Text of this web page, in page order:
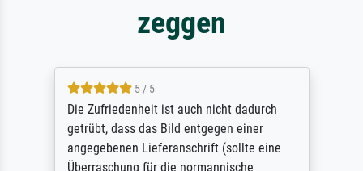
zeggen
5 / 5
Die Zufriedenheit ist auch nicht dadurch
getrübt, dass das Bild entgegen einer
angegebenen Lieferanschrift (sollte eine
Überraschung für die normannische